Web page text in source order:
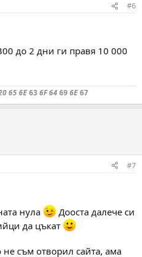
#6
до 2 дни ги правя 10 000
65 6E636F 64696E67
#7
нула
Дооста далече си
да цъкат
съм отворил сайта, ама